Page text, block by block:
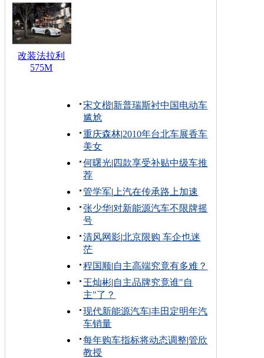
改装法拉利
575M
宋文楷|新普瑞斯衬中国电动车
尴尬
重庆森林|2010年台北车展香车
美女
何曙光| 四款享受补贴中级车推
荐
管学军| 上汽在传承路上加速
张少华|对新能源汽车不限牌摇
号
清风网影|北京限购 车企也迷
茫
程国顺|自主高端究竟有多难？
王灿彬|自主品牌究竟谁"自
主"了？
现代新能源汽车|丰田定明年汽
车销量
每年购车指标将动态调整|管欣
教授